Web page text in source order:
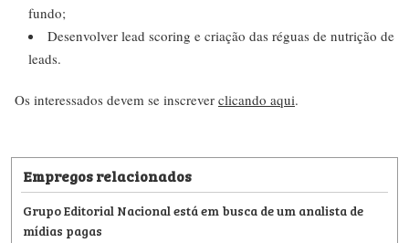
fundo;
Desenvolver lead scoring e criação das réguas de nutrição de
leads.
Os interessados devem se inscrever clicando aqui.
Empregos relacionados
Grupo Editorial Nacional está em busca de um analista de
mídias pagas